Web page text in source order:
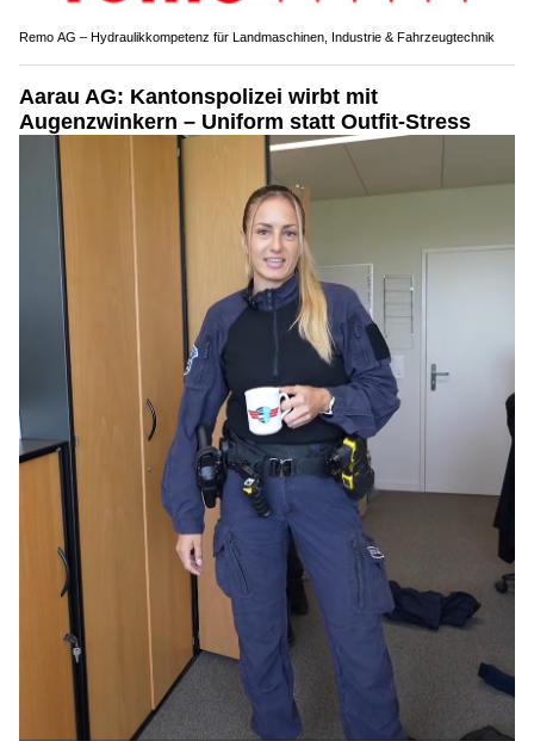
Remo AG – Hydraulikkompetenz für Landmaschinen, Industrie & Fahrzeugtechnik
Aarau AG: Kantonspolizei wirbt mit
Augenzwinkern – Uniform statt Outfit-Stress